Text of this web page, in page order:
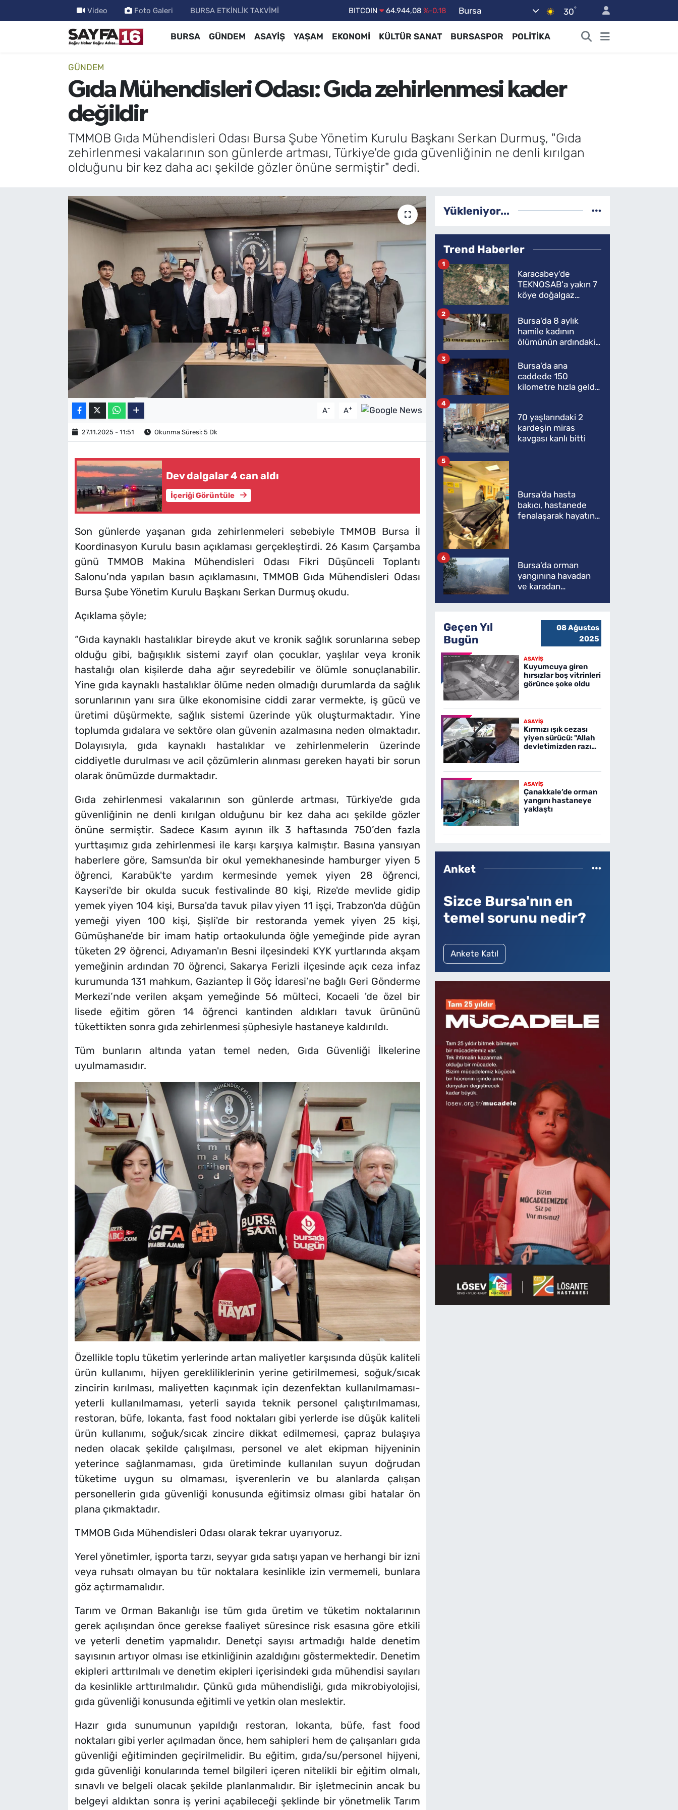
Video Foto Galeri BURSA ETKİNLİK TAKVİMİ DOLAR 47,7436 %0.18
BİST100
13.779 %-14
Bursa 30°
BURSA GÜNDEM ASAYİŞ YAŞAM EKONOMİ KÜLTÜR SANAT BURSASPOR POLİTİKA
GÜNDEM
Gıda Mühendisleri Odası: Gıda zehirlenmesi kader
değildir
TMMOB Gıda Mühendisleri Odası Bursa Şube Yönetim Kurulu Başkanı Serkan Durmuş, "Gıda
zehirlenmesi vakalarının son günlerde artması, Türkiye'de gıda güvenliğinin ne denli kırılgan
olduğunu bir kez daha acı şekilde gözler önüne sermiştir" dedi.
A- A+
27.11.2025 - 11:51 Okunma Süresi: 5 Dk
Dev dalgalar 4 can aldı
İçeriği Görüntüle
Son günlerde yaşanan gıda zehirlenmeleri sebebiyle TMMOB Bursa İl
Koordinasyon Kurulu basın açıklaması gerçekleştirdi. 26 Kasım Çarşamba
günü TMMOB Makina Mühendisleri Odası Fikri Düşünceli Toplantı
Salonu’nda yapılan basın açıklamasını, TMMOB Gıda Mühendisleri Odası
Bursa Şube Yönetim Kurulu Başkanı Serkan Durmuş okudu.
Açıklama şöyle;
“Gıda kaynaklı hastalıklar bireyde akut ve kronik sağlık sorunlarına sebep
olduğu gibi, bağışıklık sistemi zayıf olan çocuklar, yaşlılar veya kronik
hastalığı olan kişilerde daha ağır seyredebilir ve ölümle sonuçlanabilir.
Yine gıda kaynaklı hastalıklar ölüme neden olmadığı durumlarda da sağlık
sorunlarının yanı sıra ülke ekonomisine ciddi zarar vermekte, iş gücü ve
üretimi düşürmekte, sağlık sistemi üzerinde yük oluşturmaktadır. Yine
toplumda gıdalara ve sektöre olan güvenin azalmasına neden olmaktadır.
Dolayısıyla, gıda kaynaklı hastalıklar ve zehirlenmelerin üzerinde
ciddiyetle durulması ve acil çözümlerin alınması gereken hayati bir sorun
olarak önümüzde durmaktadır.
Gıda zehirlenmesi vakalarının son günlerde artması, Türkiye'de gıda
güvenliğinin ne denli kırılgan olduğunu bir kez daha acı şekilde gözler
önüne sermiştir. Sadece Kasım ayının ilk 3 haftasında 750’den fazla
yurttaşımız gıda zehirlenmesi ile karşı karşıya kalmıştır. Basına yansıyan
haberlere göre, Samsun'da bir okul yemekhanesinde hamburger yiyen 5
öğrenci, Karabük'te yardım kermesinde yemek yiyen 28 öğrenci,
Kayseri'de bir okulda sucuk festivalinde 80 kişi, Rize'de mevlide gidip
yemek yiyen 104 kişi, Bursa'da tavuk pilav yiyen 11 işçi, Trabzon'da düğün
yemeği yiyen 100 kişi, Şişli'de bir restoranda yemek yiyen 25 kişi,
Gümüşhane'de bir imam hatip ortaokulunda öğle yemeğinde pide ayran
tüketen 29 öğrenci, Adıyaman'ın Besni ilçesindeki KYK yurtlarında akşam
yemeğinin ardından 70 öğrenci, Sakarya Ferizli ilçesinde açık ceza infaz
kurumunda 131 mahkum, Gaziantep İl Göç İdaresi’ne bağlı Geri Gönderme
Merkezi’nde verilen akşam yemeğinde 56 mülteci, Kocaeli 'de özel bir
lisede eğitim gören 14 öğrenci kantinden aldıkları tavuk ürününü
tükettikten sonra gıda zehirlenmesi şüphesiyle hastaneye kaldırıldı.
Tüm bunların altında yatan temel neden, Gıda Güvenliği İlkelerine
uyulmamasıdır.
Özellikle toplu tüketim yerlerinde artan maliyetler karşısında düşük kaliteli
ürün kullanımı, hijyen gerekliliklerinin yerine getirilmemesi, soğuk/sıcak
zincirin kırılması, maliyetten kaçınmak için dezenfektan kullanılmaması-
yeterli kullanılmaması, yeterli sayıda teknik personel çalıştırılmaması,
restoran, büfe, lokanta, fast food noktaları gibi yerlerde ise düşük kaliteli
ürün kullanımı, soğuk/sıcak zincire dikkat edilmemesi, çapraz bulaşıya
neden olacak şekilde çalışılması, personel ve alet ekipman hijyeninin
yeterince sağlanmaması, gıda üretiminde kullanılan suyun doğrudan
tüketime uygun su olmaması, işverenlerin ve bu alanlarda çalışan
personellerin gıda güvenliği konusunda eğitimsiz olması gibi hatalar ön
plana çıkmaktadır.
TMMOB Gıda Mühendisleri Odası olarak tekrar uyarıyoruz.
Yerel yönetimler, işporta tarzı, seyyar gıda satışı yapan ve herhangi bir izni
veya ruhsatı olmayan bu tür noktalara kesinlikle izin vermemeli, bunlara
göz açtırmamalıdır.
Tarım ve Orman Bakanlığı ise tüm gıda üretim ve tüketim noktalarının
gerek açılışından önce gerekse faaliyet süresince risk esasına göre etkili
ve yeterli denetim yapmalıdır. Denetçi sayısı artmadığı halde denetim
sayısının artıyor olması ise etkinliğinin azaldığını göstermektedir. Denetim
ekipleri arttırılmalı ve denetim ekipleri içerisindeki gıda mühendisi sayıları
da kesinlikle arttırılmalıdır. Çünkü gıda mühendisliği, gıda mikrobiyolojisi,
gıda güvenliği konusunda eğitimli ve yetkin olan meslektir.
Hazır gıda sunumunun yapıldığı restoran, lokanta, büfe, fast food
noktaları gibi yerler açılmadan önce, hem sahipleri hem de çalışanları gıda
güvenliği eğitiminden geçirilmelidir. Bu eğitim, gıda/su/personel hijyeni,
gıda güvenliği konularında temel bilgileri içeren nitelikli bir eğitim olmalı,
sınavlı ve belgeli olacak şekilde planlanmalıdır. Bir işletmecinin ancak bu
belgeyi aldıktan sonra iş yerini açabileceği şeklinde bir yönetmelik Tarım
Yükleniyor...
Trend Haberler
Karacabey'de
TEKNOSAB'a yakın 7
köye doğalgaz
1
Bursa'da 8 aylık
hamile kadının
ölümünün ardındaki
2
Bursa'da ana
caddede 150
kilometre hızla geldi,
3
70 yaşlarındaki 2
kardeşin miras
kavgası kanlı bitti
4
Bursa'da hasta
bakıcı, hastanede
fenalaşarak hayatını
5
Bursa'da orman
yangınına havadan
ve karadan
6
Geçen Yıl
Bugün
08 Ağustos
2025
ASAYİŞ
Kuyumcuya giren
hırsızlar boş vitrinleri
görünce şoke oldu
ASAYİŞ
Kırmızı ışık cezası
yiyen sürücü: "Allah
devletimizden razı
ASAYİŞ
Çanakkale’de orman
yangını hastaneye
yaklaştı
Anket
Sizce Bursa'nın en
temel sorunu nedir?
Ankete Katıl
ÖZEL HABER
İNCELEME
MAGAZİN
TEKNOLOJİ
Hava Durumu
Trafik Durumu
TFF 2.Lig Beyaz Grup Puan Durumu ve Fikstür
Tüm Manşetler
Son Dakika Haberleri
Haber Arşivi